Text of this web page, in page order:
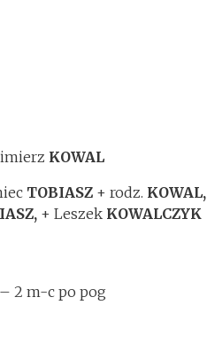
KOWAL
TOBIASZ + rodz. KOWAL,
+ Leszek KOWALCZYK
– 2 m-c po pog